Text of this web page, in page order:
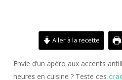
Aller à la recette
Envie d’un apéro aux accents
heures en cuisine ? Teste ces